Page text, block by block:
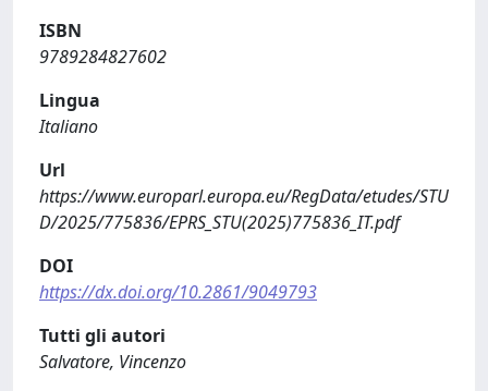
ISBN
9789284827602
Lingua
Italiano
Url
https://www.europarl.europa.eu/RegData/etudes/STU
D/2025/775836/EPRS_STU(2025)775836_IT.pdf
DOI
https://dx.doi.org/10.2861/9049793
Tutti gli autori
Salvatore, Vincenzo